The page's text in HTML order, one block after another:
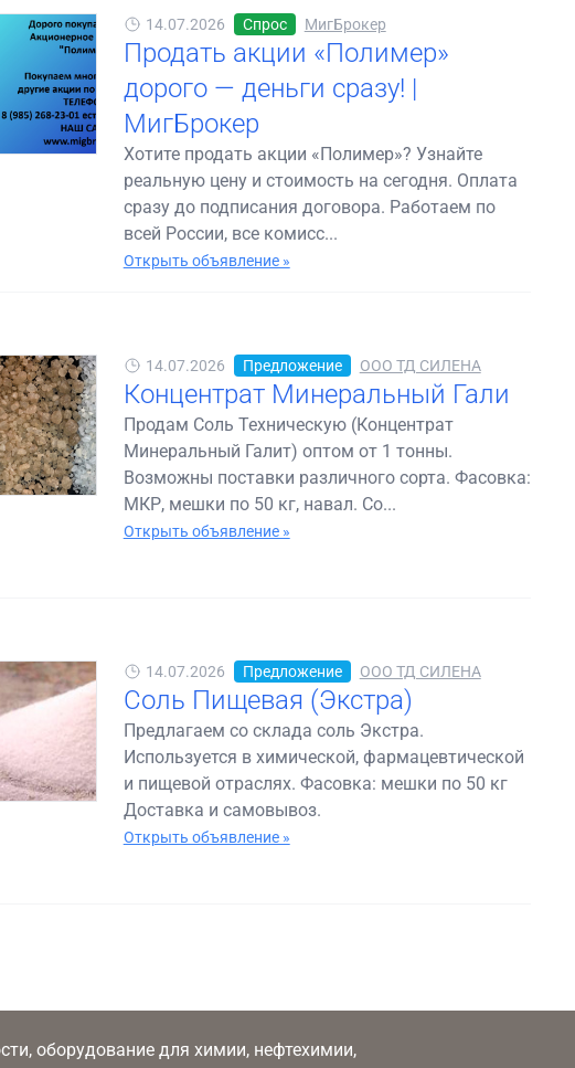
14.07.2026 Спрос МигБрокер
Продать акции «Полимер»
дорого — деньги сразу! |
МигБрокер
Хотите продать акции «Полимер»? Узнайте
реальную цену и стоимость на сегодня. Оплата
сразу до подписания договора. Работаем по
всей России, все комисс...
Открыть объявление »
14.07.2026 Предложение ООО ТД СИЛЕНА
Концентрат Минеральный Гали
Продам Соль Техническую (Концентрат
Минеральный Галит) оптом от 1 тонны.
Возможны поставки различного сорта. Фасовка:
МКР, мешки по 50 кг, навал. Со...
Открыть объявление »
14.07.2026 Предложение ООО ТД СИЛЕНА
Соль Пищевая (Экстра)
Предлагаем со склада соль Экстра.
Используется в химической, фармацевтической
и пищевой отраслях. Фасовка: мешки по 50 кг
Доставка и самовывоз.
Открыть объявление »
оборудование для химии, нефтехимии,